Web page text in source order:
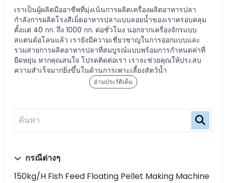
เราเป็นผู้ผลิตมืออาชีพที่มุ่งเน้นการผลิตเครื่องผลิตอาหารปลา
กำลังการผลิตโรงสีเม็ดอาหารปลาแบบลอยน้ำของเราครอบคลุม
ตั้งแต่ 40 กก. ถึง 1000 กก. ต่อชั่วโมง นอกจากเครื่องจักรแบบ
สแตนด์อโลนแล้ว เรายังมีความเชี่ยวชาญในการออกแบบและ
รวมสายการผลิตอาหารปลาที่สมบูรณ์แบบพร้อมการกำหนดค่าที่
ยืดหยุ่น หากคุณสนใจ โปรดติดต่อเรา เราจะช่วยคุณให้ประสบ
ความสำเร็จมากยิ่งขึ้นในด้านการเพาะเลี้ยงสัตว์น้ำ
อ่านประวัติเต็ม
กรณีต่างๆ
150kg/h Fish Feed Floating Pellet Making Machine